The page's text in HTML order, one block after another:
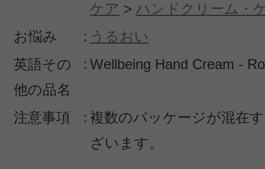
ケア > ハンドクリーム・
お悩み
: うるおい
英語その
他の品名
: Wellbeing Hand Cream -
注意事項 : 複数のパッケージが混在
ざいます。